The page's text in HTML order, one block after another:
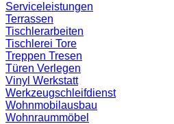
Serviceleistungen
Terrassen
Tischlerarbeiten
Tischlerei Tore
Treppen Tresen
Türen Verlegen
Vinyl Werkstatt
Werkzeugschleifdienst
Wohnmobilausbau
Wohnraummöbel